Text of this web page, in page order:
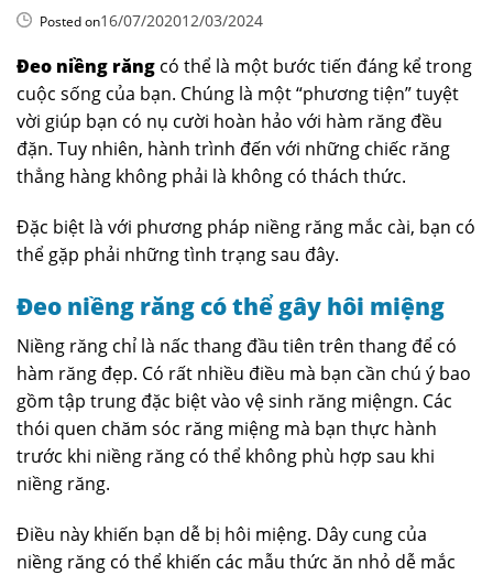
Posted on16/07/202012/03/2024
Đeo niềng răng có thể là một bước tiến đáng kể trong
cuộc sống của bạn. Chúng là một “phương tiện” tuyệt
vời giúp bạn có nụ cười hoàn hảo với hàm răng đều
đặn. Tuy nhiên, hành trình đến với những chiếc răng
thẳng hàng không phải là không có thách thức.
Đặc biệt là với phương pháp niềng răng mắc cài, bạn có
thể gặp phải những tình trạng sau đây.
Đeo niềng răng có thể gây hôi miệng
Niềng răng chỉ là nấc thang đầu tiên trên thang để có
hàm răng đẹp. Có rất nhiều điều mà bạn cần chú ý bao
gồm tập trung đặc biệt vào vệ sinh răng miệngn. Các
thói quen chăm sóc răng miệng mà bạn thực hành
trước khi niềng răng có thể không phù hợp sau khi
niềng răng.
Điều này khiến bạn dễ bị hôi miệng. Dây cung của
niềng răng có thể khiến các mẫu thức ăn nhỏ dễ mắc